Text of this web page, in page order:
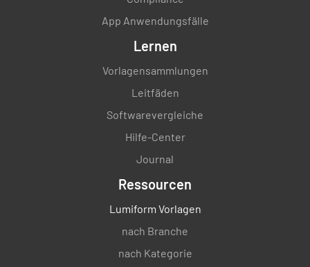
App Anwendungsfälle
Lernen
Vorlagensammlungen
Leitfäden
Softwarevergleiche
Hilfe-Center
Journal
Ressourcen
Lumiform Vorlagen
nach Branche
nach Kategorie